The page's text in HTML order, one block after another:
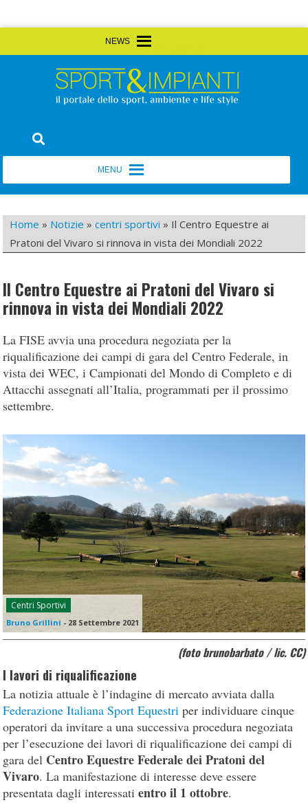
to
Sport&Impianti
Home » Notizie »centri sportivi » Il Centro Equestre ai
Pratoni del Vivaro si rinnova in vista dei Mondiali 2022
Il Centro Equestre ai Pratoni del Vivaro si
rinnova in vista dei Mondiali 2022
La FISE avvia una procedura negoziata per la
riqualificazione dei campi di gara del Centro Federale, in
vista dei WEC, i Campionati del Mondo di Completo e di
Attacchi assegnati all’Italia, programmati per il prossimo
settembre.
Centri Sportivi
Bruno Grillini - 28 Settembre 2021
(foto brunobarbato / lic. CC)
I lavori di riqualificazione
La notizia attuale è l’indagine di mercato avviata dalla
Federazione Italiana Sport Equestri per individuare cinque
operatori da invitare a una successiva procedura negoziata
per l’esecuzione dei lavori di riqualificazione dei campi di
gara del Centro Equestre Federale dei Pratoni del
Vivaro. La manifestazione di interesse deve essere
presentata dagli interessatientro il 1 ottobre.